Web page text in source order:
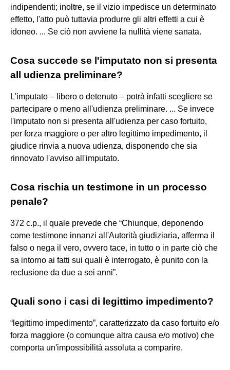
indipendenti; inoltre, se il vizio impedisce un determinato
effetto, l'atto può tuttavia produrre gli altri effetti a cui è
idoneo. ... Se ciò non avviene la nullità viene sanata.
Cosa succede se l'imputato non si presenta
all udienza preliminare?
L'imputato – libero o detenuto – potrà infatti scegliere se
partecipare o meno all'udienza preliminare. ... Se invece
l'imputato non si presenta all'udienza per caso fortuito,
per forza maggiore o per altro legittimo impedimento, il
giudice rinvia a nuova udienza, disponendo che sia
rinnovato l'avviso all'imputato.
Cosa rischia un testimone in un processo
penale?
372 c.p., il quale prevede che “Chiunque, deponendo
come testimone innanzi all'Autorità giudiziaria, afferma il
falso o nega il vero, ovvero tace, in tutto o in parte ciò che
sa intorno ai fatti sui quali è interrogato, è punito con la
reclusione da due a sei anni”.
Quali sono i casi di legittimo impedimento?
“legittimo impedimento”, caratterizzato da caso fortuito e/o
forza maggiore (o comunque altra causa e/o motivo) che
comporta un'impossibilità assoluta a comparire.